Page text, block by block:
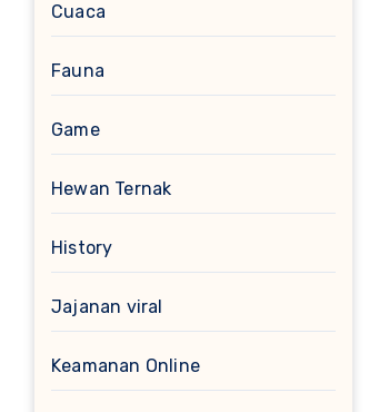
Cuaca
Fauna
Game
Hewan Ternak
History
Jajanan viral
Keamanan Online